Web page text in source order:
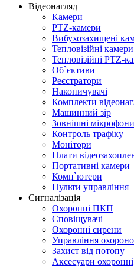
Відеонагляд
Камери
PTZ-камери
Вибухозахищені
Тепловізійні камери
Тепловізійні PTZ-
Об`єктиви
Реєстратори
Накопичувачі
Комплекти
Машинний зір
Зовнішні мікрофони
Контроль трафіку
Монітори
Плати
Портативні камери
Комп`ютери
Пульти управління
Сигналізація
Охоронні ПКП
Сповіщувачі
Охоронні сирени
Управління
Захист від потопу
Аксесуари охоронні